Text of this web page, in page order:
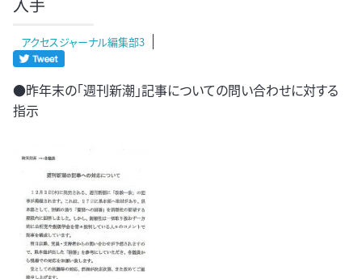
入手
アクセスジャーナル編集部3
●昨年末の「週刊新潮」記事についての問い合わせに対する
指示